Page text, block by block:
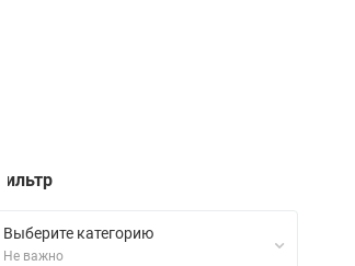
Фильтр
Выберите категорию
Не важно